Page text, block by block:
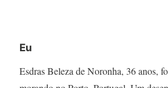
Eu
Esdras Beleza de Noronha, 36 anos,